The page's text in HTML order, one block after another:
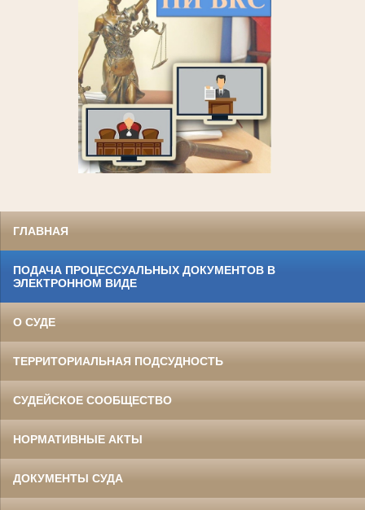
ГЛАВНАЯ
ПОДАЧА ПРОЦЕССУАЛЬНЫХ ДОКУМЕНТОВ В
ЭЛЕКТРОННОМ ВИДЕ
О СУДЕ
ТЕРРИТОРИАЛЬНАЯ ПОДСУДНОСТЬ
СУДЕЙСКОЕ СООБЩЕСТВО
НОРМАТИВНЫЕ АКТЫ
ДОКУМЕНТЫ СУДА